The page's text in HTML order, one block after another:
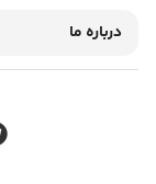
آنت‌رانیلات،
درباره ما